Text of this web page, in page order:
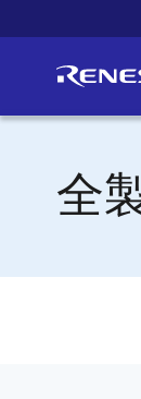
イ
ン
動
全